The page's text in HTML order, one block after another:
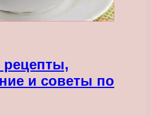
и советы по